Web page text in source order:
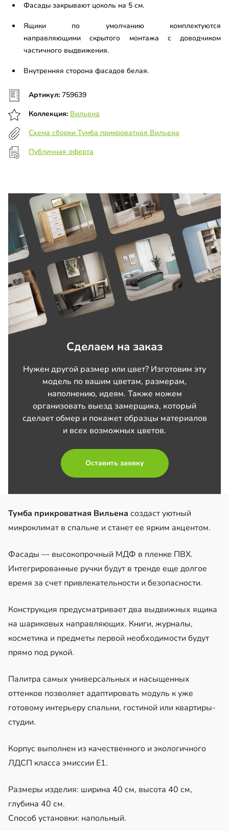
Фасады закрывают цоколь на 5 см.
Ящики по умолчанию комплектуются
направляющими скрытого монтажа с доводчиком
частичного выдвижения.
Внутренняя сторона фасадов белая.
Артикул: 759639
Коллекция: Вильена
Схема сборки Тумба прикроватная Вильена
Публичная оферта
Сделаем на заказ
Нужен другой размер или цвет? Изготовим эту
модель по вашим цветам, размерам,
наполнению, идеям. Также можем
организовать выезд замерщика, который
сделает обмер и покажет образцы материалов
и всех возможных цветов.
Оставить заявку
Тумба прикроватная Вильена создаст уютный
микроклимат в спальне и станет ее ярким акцентом.
Фасады — высокопрочный МДФ в пленке ПВХ.
Интегрированные ручки будут в тренде еще долгое
время за счет привлекательности и безопасности.
Конструкция предусматривает два выдвижных ящика
на шариковых направляющих. Книги, журналы,
косметика и предметы первой необходимости будут
прямо под рукой.
Палитра самых универсальных и насыщенных
оттенков позволяет адаптировать модуль к уже
готовому интерьеру спальни, гостиной или квартиры-
студии.
Корпус выполнен из качественного и экологичного
ЛДСП класса эмиссии Е1.
Размеры изделия: ширина 40 см, высота 40 см,
глубина 40 см.
Способ установки: напольный.